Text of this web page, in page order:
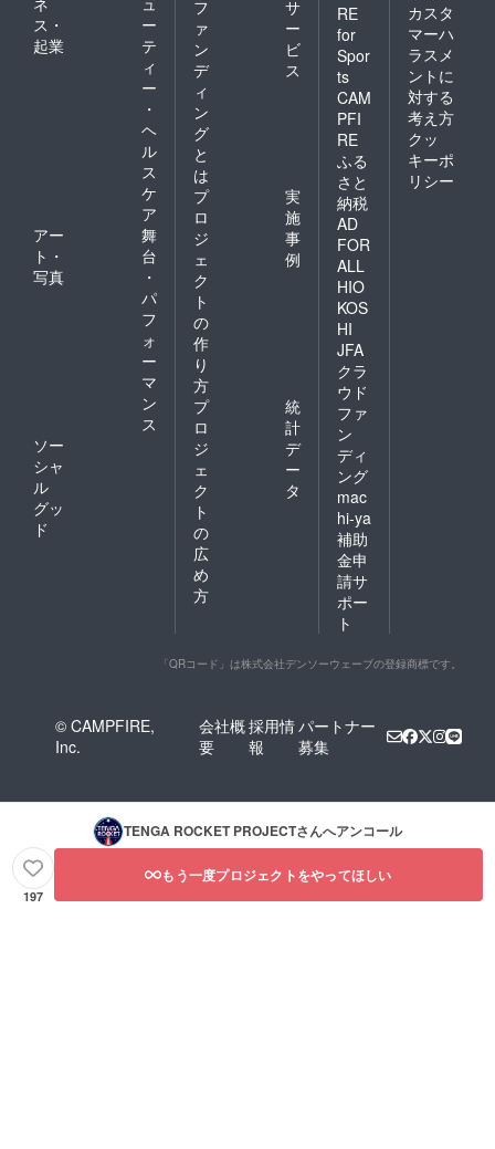
ス・
起業
ー
テ
ィ
ー
・
ヘ
ル
ス
ケ
ア
アー
ト・
写真
舞
台
・
パ
フ
ォ
ー
マ
ン
ス
ソー
シャ
ル
グッ
ド
フ
ァ
ン
デ
ィ
ン
グ
と
は
サ
ー
ビ
ス
プ
ロ
ジ
ェ
ク
ト
の
作
り
方
実
施
事
例
プ
ロ
ジ
ェ
ク
ト
の
広
め
方
統
計
デ
ー
タ
RE
for
Spor
ts
CAM
PFI
RE
ふる
さと
納税
AD
FOR
ALL
HIO
KOS
HI
JFA
クラ
ウド
ファ
ン
ディ
ング
mac
hi-ya
補助
金申
請サ
ポー
ト
カスタ
マーハ
ラスメ
ントに
対する
考え方
クッ
キーポ
リシー
「QRコード」は株式会社デンソーウェーブの登録商標です。
© CAMPFIRE,
Inc.
会社概
要
採用情
報
パートナー
募集
TENGA ROCKET PROJECTさんへアンコール
197
もう一度プロジェクトをやってほしい